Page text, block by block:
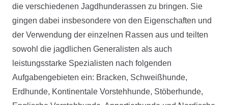
die verschiedenen Jagdhunderassen zu bringen. Sie
gingen dabei insbesondere von den Eigenschaften und
der Verwendung der einzelnen Rassen aus und teilten
sowohl die jagdlichen Generalisten als auch
leistungsstarke Spezialisten nach folgenden
Aufgabengebieten ein: Bracken, Schweißhunde,
Erdhunde, Kontinentale Vorstehhunde, Stöberhunde,